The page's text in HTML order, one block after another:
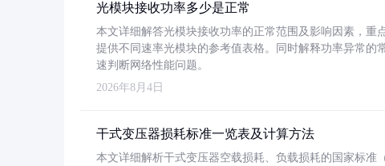
光模块接收功率多少是正常
本文详细解答光模块接收功率的正常范围及影响因素，重
提供不同速率光模块的参考值表格。同时解释功率异常
速判断网络性能问题。
2026年8月4日
干式变压器损耗标准一览表及计算方法
本文详细解析干式变压器空载损耗、负载损耗的国家标准